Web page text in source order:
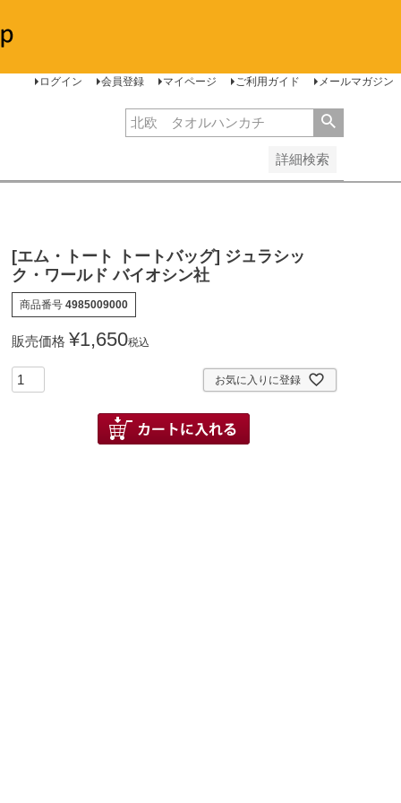
ログイン 会員登録 マイページ ご利用ガイド メールマガジン
詳細検索
順
[エム・トート トートバッグ] ジュラシッ
ク・ワールド バイオシン社
商品番号 4985009000
販売価格 ¥1,650税込
お気に入りに登録